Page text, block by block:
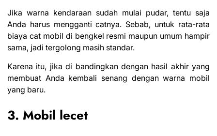
Jika warna kendaraan sudah mulai pudar, tentu saja
Anda harus mengganti catnya. Sebab, untuk rata-rata
biaya cat mobil di bengkel resmi maupun umum hampir
sama, jadi tergolong masih standar.
Karena itu, jika di bandingkan dengan hasil akhir yang
membuat Anda kembali senang denganwarna mobil
yang baru.
3. Mobil lecet